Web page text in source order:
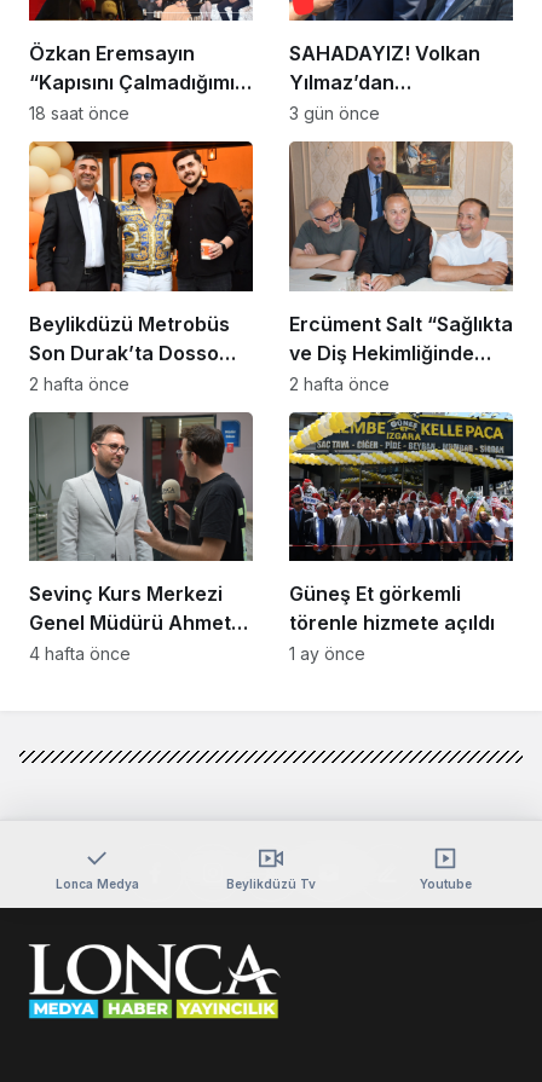
Özkan Eremsayın
“Kapısını Çalmadığımız
Bir Hane, Halini Hatırını
Sormadığımız Bir
Komşumuz Kalmasın”
18 saat önce
SAHADAYIZ! Volkan
Yılmaz’dan
Beylikdüzü’nde Dikkat
Çeken Mesaj
3 gün önce
Beylikdüzü Metrobüs
Son Durak’ta Dosso
Dossi Coffee coşkusu
2 hafta önce
Ercüment Salt “Sağlıkta
ve Diş Hekimliğinde
Dünya Çok Önemli
Noktaya Geldi”
2 hafta önce
Sevinç Kurs Merkezi
Genel Müdürü Ahmet
Zeyrekmişoğlu
4 hafta önce
Güneş Et görkemli
törenle hizmete açıldı
1 ay önce
Lonca Medya Beylikdüzü Tv Youtube